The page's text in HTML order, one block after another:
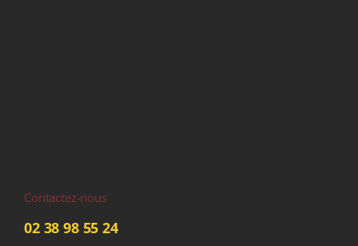
Contactez-nous
02 38 98 55 24